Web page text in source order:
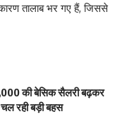
तालाब भर गए हैं, जिससे
की बेसिक सैलरी बढ़कर
रही बड़ी बहस